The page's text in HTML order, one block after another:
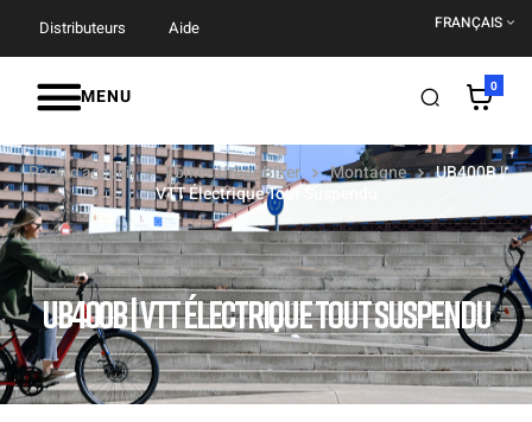
Distributeurs Aide FRANÇAIS
MENU 0
UB400B | VTT ÉLECTRIQUE TOUT SUSPENDU
Page d'accueil Ebikes UrbanBiker Montagne
UB400B |
VTT Électrique Tout Suspendu